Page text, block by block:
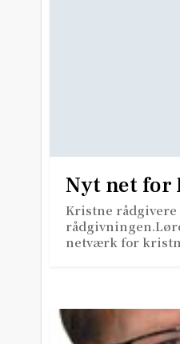
Nyt net for
Kristne
netværk for